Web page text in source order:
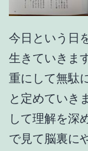
今日という日
生きていきま
重にして無駄
と定めていき
して理解を深
で見て脳裏に